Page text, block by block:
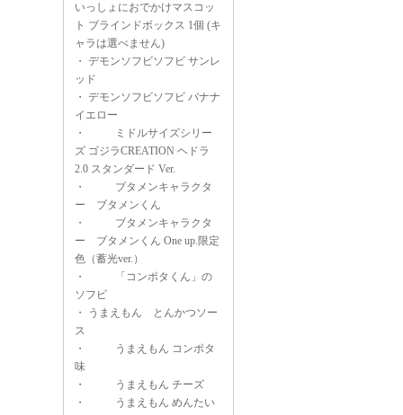
いっしょにおでかけマスコッ
ト ブラインドボックス 1個 (キ
ャラは選べません)
・ デモンソフビソフビ サンレ
ッド
・ デモンソフビソフビ バナナ
イエロー
・
ミドルサイズシリー
ズ ゴジラCREATION ヘドラ
2.0 スタンダード Ver.
・
ブタメンキャラクタ
ー ブタメンくん
・
ブタメンキャラクタ
ー ブタメンくん One up.限定
色（蓄光ver.）
・
「コンポタくん」の
ソフビ
・
うまえもん とんかつソー
ス
・
うまえもん コンポタ
味
・
うまえもん チーズ
・
うまえもん めんたい